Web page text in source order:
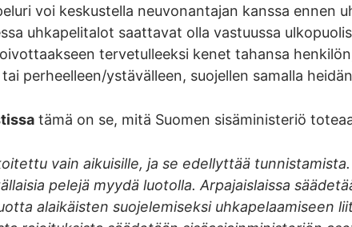
voi keskustella neuvonantajan kanssa ennen
uhkapelitalot saattavat olla vastuussa
tervetulleeksi kenet tahansa
perheelleen/ystävälleen, suojellen samalla
tämä on se, mitä Suomen sisäministeriö
vain aikuisille, ja se edellyttää
pelejä myydä luotolla. Arpajaislaissa
alaikäisten suojelemiseksi uhkapelaamiseen